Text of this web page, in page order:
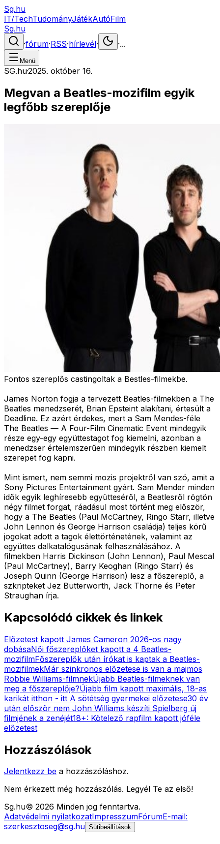
Sg.hu
IT/TechTudományJátékAutóFilm
Sg.hu
·fórum·RSS·hírlevél· ·...
Menü
SG.hu·2025. október 16.
Megvan a Beatles-mozifilm egyik
legfőbb szereplője
Fontos szereplős castingoltak a Bestles-filmekbe.
James Norton fogja a tervezett Beatles-filmekben a The
Beatles menedzserét, Brian Epsteint alakítani, értesült a
Deadline. Ez azért érdekes, mert a Sam Mendes-féle
The Beatles — A Four-Film Cinematic Event mindegyik
része egy-egy együttestagot fog kiemelni, azonban a
menedzser értelemszerűen mindegyik részben kiemelt
szerepet fog kapni.
Mint ismert, nem semmi mozis projektről van szó, amit a
Sony Pictures Entertainment gyárt. Sam Mender minden
idők egyik leghíresebb együtteséről, a Beatlesről rögtön
négy filmet forgat, ráadásul most történt meg először,
hogy a The Beatles (Paul McCartney, Ringo Starr, illetve
John Lennon és George Harrison családja) teljes körű
jogokat adott a tagok élettörténetének, valamint az
együttes dalkatalógusának felhasználásához. A
filmekben Harris Dickinson (John Lennon), Paul Mescal
(Paul McCartney), Barry Keoghan (Ringo Starr) és
Joseph Quinn (George Harrison) lesz a főszereplő, a
szkripteket Jez Butterworth, Jack Thorne és Peter
Straughan írja.
Kapcsolódó cikkek és linkek
Előzetest kapott James Cameron 2026-os nagy
dobásaNői főszereplőket kapott a 4 Beatles-
mozifilmFőszereplők után írókat is kaptak a Beatles-
mozifilmekMár szinkronos előzetese is van a majmos
Robbie Williams-filmnekÚjabb Beatles-filmeknek van
meg a főszereplője?Újabb film kapott maximális, 18-as
karikát itthon - itt A sötétség gyermekei előzetese30 év
után először nem John Williams készíti Spielberg új
filmjének a zenéjét18+: Kötelező rapfilm kapott jóféle
előzetest
Hozzászólások
Jelentkezz be a hozzászóláshoz.
Nem érkezett még hozzászólás. Legyél Te az első!
Sg.hu© 2026 Minden jog fenntartva.
Adatvédelmi nyilatkozatImpresszumFórumE-mail:
szerkesztoseg@sg.hu Sütibeállítások